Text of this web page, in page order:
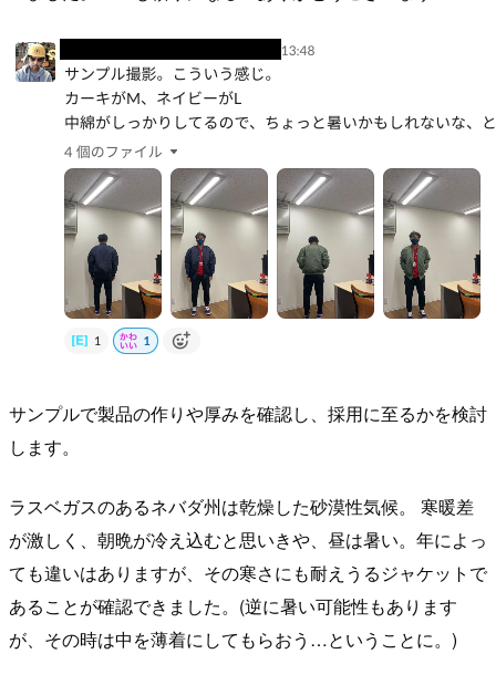
サンプルで製品の作りや厚みを確認し、採用に至るかを検討
します。
ラスベガスのあるネバダ州は乾燥した砂漠性気候。 寒暖差
が激しく、朝晩が冷え込むと思いきや、昼は暑い。年によっ
ても違いはありますが、その寒さにも耐えうるジャケットで
あることが確認できました。(逆に暑い可能性もあります
が、その時は中を薄着にしてもらおう…ということに。)